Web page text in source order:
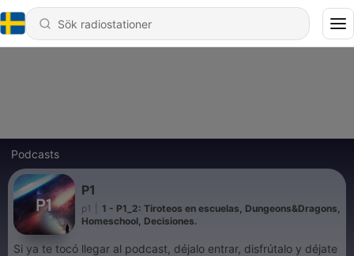
Podcasts
P1
p1
1 - P1_2: Tiroteos en escuelas, Dungeons&Dragons,
Homeschool, Decisiones.
Si ya te tocó llegar al podcast, déjalo entrar, disfrútalo y déjate